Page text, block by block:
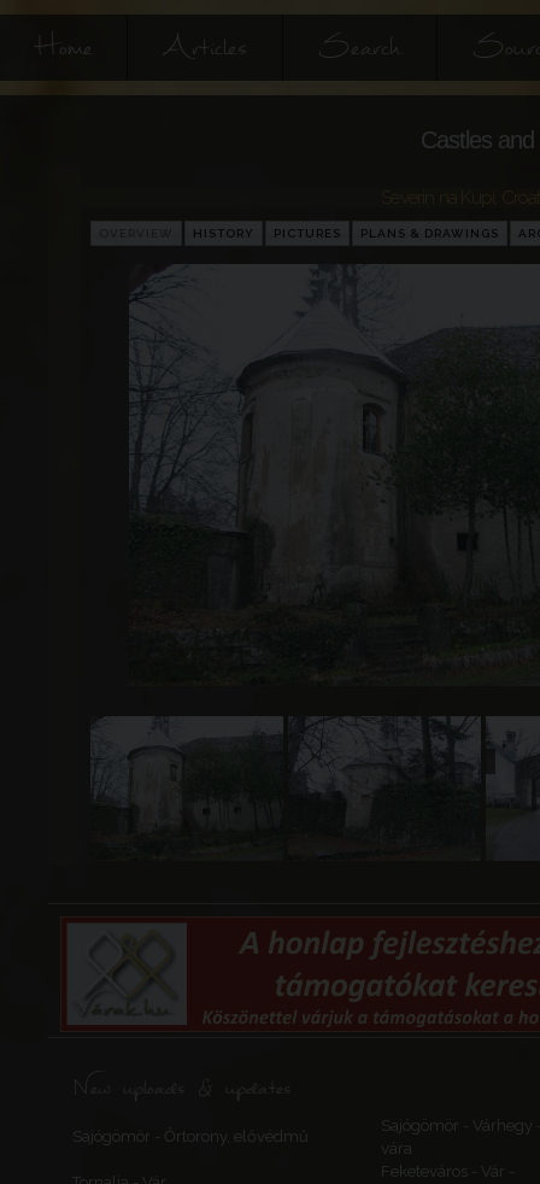
Home Articles Search
Castles
Severin na Kupi
HISTORY PICTURES PLANS & DRAWINGS
New uploads & updates
Sajógömör - Őrtorony, elővédmű
Sajógömör - Várhegy
vára
Feketeváros - Vár -